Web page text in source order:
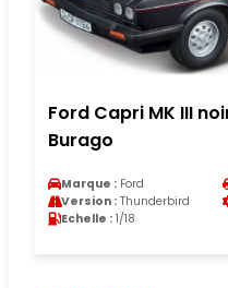
Ford Capri MK III
Burago
Marque : Ford
Version : Thunderbird
Echelle : 1/18